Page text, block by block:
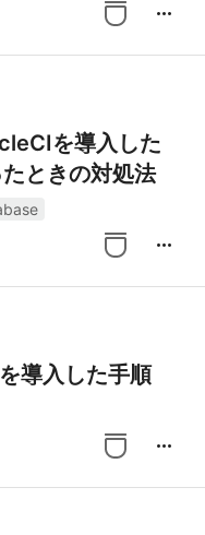
more_horiz
を導入した
ときの対処法
more_horiz
導入した手順
more_horiz